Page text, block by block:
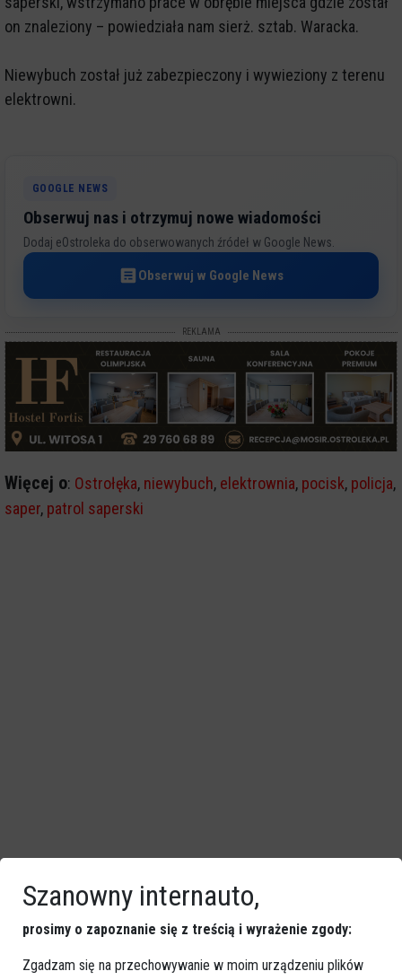
on znaleziony – powiedziała nam sierż. sztab. Waracka.
Niewybuch został już zabezpieczony i wywieziony z terenu
elektrowni.
GOOGLE NEWS
Obserwuj nas i otrzymuj nowe wiadomości
Dodaj eOstroleka do obserwowanych źródeł w Google News.
Obserwuj w Google News
REKLAMA
Więcej o: Ostrołęka, niewybuch, elektrownia, pocisk, policja,
saper, patrol saperski
Zobacz również
Szanowny internauto,
prosimy o zapoznanie się z treścią i wyrażenie zgody:
Zgadzam się na przechowywanie w moim urządzeniu plików